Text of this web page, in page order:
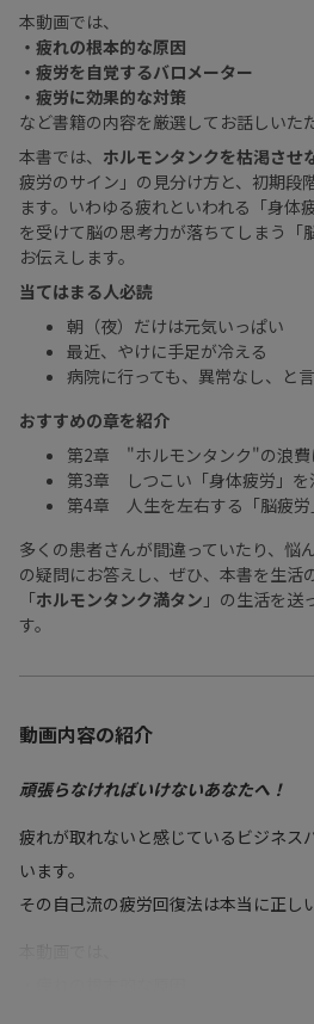
本動画では、
・疲れの根本的な原因
・疲労を自覚するバロメーター
・疲労に効果的な対策
など書籍の内容を厳選してお話しいた
本書では、 ホルモンタンクを枯渇させ
疲労のサイン」の見分け方と、初期段
ます。いわゆる疲れといわれる「身体
を受けて脳の思考力が落ちてしまう「
お伝えします。
当てはまる人必読
朝（夜）だけは元気いっぱい
最近、やけに手足が冷える
病院に行っても、異常なし、と
おすすめの章を紹介
第2章 "ホルモンタンク"の浪費
第3章 しつこい「身体疲労」を
第4章 人生を左右する「脳疲労
多くの患者さんが間違っていたり、悩
の疑問にお答えし、ぜひ、本書を生活
「ホルモンタンク満タン 」の生活を送
す。
動画内容の紹介
頑張らなければいけないあなたへ！
疲れが取れないと感じているビジネス
います。
その自己流の疲労回復法は本当に正し